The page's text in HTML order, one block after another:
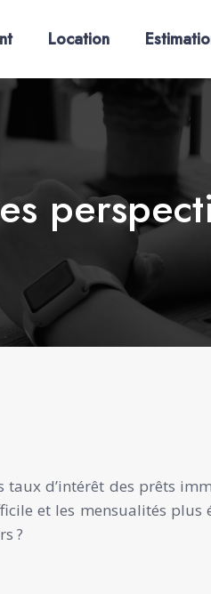
Location
taux d’intérêt des prêts
et les mensualités plus
?